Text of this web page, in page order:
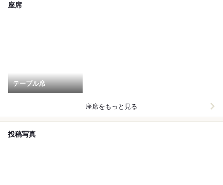
座席
テーブル席
座席をもっと見る
投稿写真